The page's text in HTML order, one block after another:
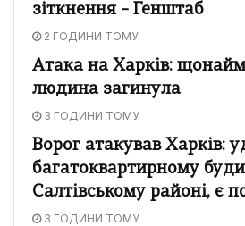
зіткнення – Генштаб
2 ГОДИНИ ТОМУ
Атака на Харків:
людина загинула
3 ГОДИНИ ТОМУ
Ворог атакував Харків:
багатоквартирному
Салтівському районі, є
3 ГОДИНИ ТОМУ